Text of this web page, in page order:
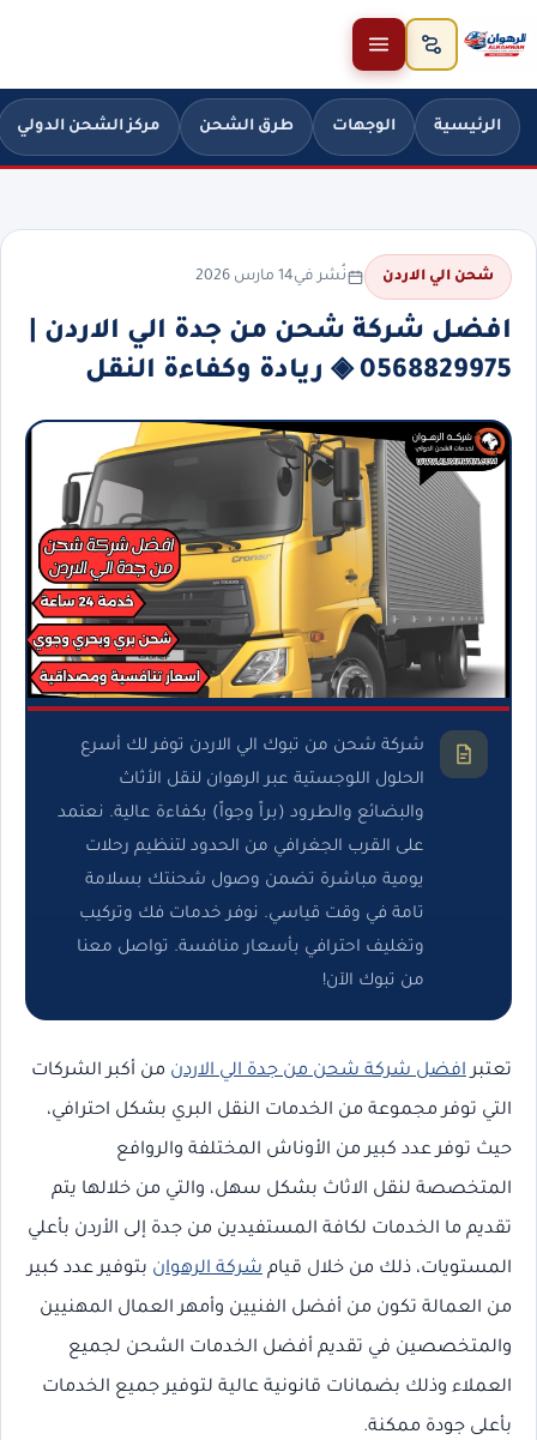
تخطَّ إلى المحتوى
الرئيسية الوجهات طرق الشحن مركز الشحن الدولي
شحن الي الاردن نُشر في14 مارس 2026
افضل شركة شحن من جدة الي الاردن |
0568829975 ◈ ريادة وكفاءة النقل
شركة شحن من تبوك الي الاردن توفر لك أسرع
الحلول اللوجستية عبر الرهوان لنقل الأثاث
والبضائع والطرود (براً وجواً) بكفاءة عالية. نعتمد
على القرب الجغرافي من الحدود لتنظيم رحلات
يومية مباشرة تضمن وصول شحنتك بسلامة
تامة في وقت قياسي. نوفر خدمات فك وتركيب
وتغليف احترافي بأسعار منافسة. تواصل معنا
من تبوك الآن!
تعتبر افضل شركة شحن من جدة الي الاردن من أكبر الشركات
التي توفر مجموعة من الخدمات النقل البري بشكل احترافي،
حيث توفر عدد كبير من الأوناش المختلفة والروافع
المتخصصة لنقل الاثاث بشكل سهل، والتي من خلالها يتم
تقديم ما الخدمات لكافة المستفيدين من جدة إلى الأردن بأعلي
المستويات، ذلك من خلال قيام شركة الرهوان بتوفير عدد كبير
من العمالة تكون من أفضل الفنيين وأمهر العمال المهنيين
والمتخصصين في تقديم أفضل الخدمات الشحن لجميع
العملاء وذلك بضمانات قانونية عالية لتوفير جميع الخدمات
بأعلى جودة ممكنة.